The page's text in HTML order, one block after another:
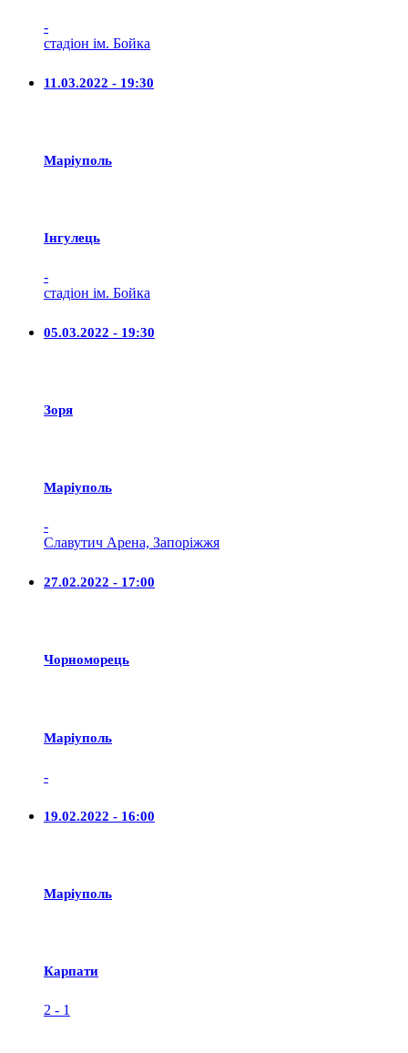
-
стадіон ім. Бойка
11.03.2022 - 19:30
Маріуполь
Iнгулець
-
стадіон ім. Бойка
05.03.2022 - 19:30
Зоря
Маріуполь
-
Славутич Арена, Запоріжжя
27.02.2022 - 17:00
Чорноморець
Маріуполь
-
19.02.2022 - 16:00
Маріуполь
Карпати
2 - 1